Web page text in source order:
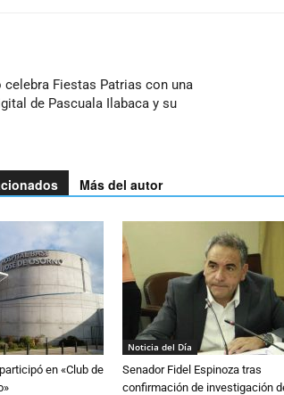
celebra Fiestas Patrias con una
de Pascuala Ilabaca y su
Más del autor
en «Club de
Noticia del Día
Senador Fidel Espinoza tras
confirmación de investigación